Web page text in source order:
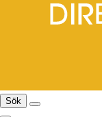
Sök